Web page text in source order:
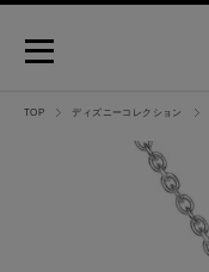
TOP ディズニーコレクション